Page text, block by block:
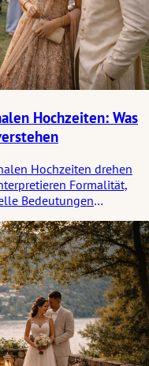
Hochzeiten: Was
Hochzeiten drehen
Formalität,
Bedeutungen
wird und warum etwas,
für einen anderen unklar